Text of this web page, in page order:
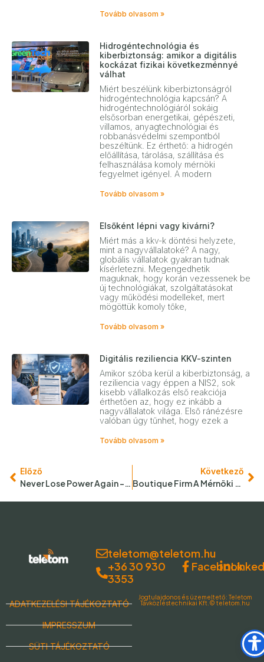
Tovább olvasom »
Hidrogéntechnológia és
kiberbiztonság: amikor a digitális
kockázat fizikai következménnyé
válhat
Miért beszélünk kiberbiztonságról
hidrogéntechnológia kapcsán? A
hidrogéntechnológiáról sokáig
elsősorban energetikai, gépészeti,
villamos, anyagtechnológiai és
robbanásvédelmi szempontból
beszéltünk. Ez érthető: a hidrogén
előállítása, tárolása, szállítása és
felhasználása komoly mérnöki
fegyelmet igényel. A modern
Tovább olvasom »
Elsőként lépni vagy kivárni?
Miért más a kkv-k döntési helyzete,
mint a nagyvállalatoké? A nagy,
globális vállalatok gyakran tudnak
kísérletezni. Megengedhetik
maguknak, hogy korán vezessenek be
új technológiákat, szolgáltatásokat
vagy működési modelleket, mert
mögöttük komoly tőke,
Tovább olvasom »
Digitális reziliencia KKV-szinten
Amikor szóba kerül a kiberbiztonság, a
reziliencia vagy éppen a NIS2, sok
kisebb vállalkozás első reakciója
érthetően az, hogy ez inkább a
nagyvállalatok világa. Első ránézésre
valóban úgy tűnhet, hogy ezek a
Tovább olvasom »
Előző
Never Lose Power Again – Sose Veszítsd El A …
Következő
Boutique Firm A Mérnöki Szakmákban?
Jogtulajdonos és üzemeltető: Teletom
Távközléstechnikai Kft.© teletom.hu
ADATKEZELÉSI TÁJÉKOZTATÓ
IMPRESSZUM
SÜTI TÁJÉKOZTATÓ
teletom@teletom.hu
+36 30 930
3353
Facebook